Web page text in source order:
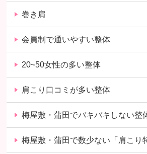
巻き肩
会員制で通いやすい整体
20~50女性の多い整体
肩こり口コミが多い整体
梅屋敷・蒲田でバキバキしない整
梅屋敷・蒲田で数少ない「肩こり